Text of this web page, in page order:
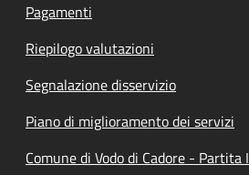
Pagamenti
Riepilogo valutazioni
Segnalazione disservizio
Piano di miglioramento dei servizi
Comune di Vodo di Cadore - Partita